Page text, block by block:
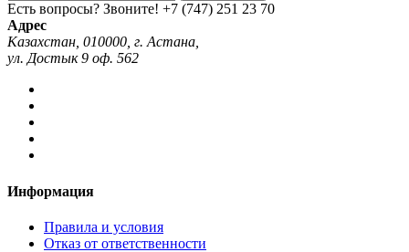
Есть вопросы? Звоните! +7 (747) 251 23 70
Адрес
Казахстан, 010000, г. Астана,
ул. Достык 9 оф. 562
Информация
Правила и условия
Отказ от ответственности